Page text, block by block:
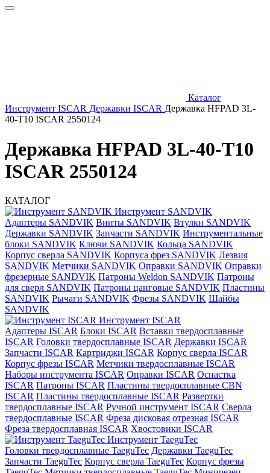
Каталог
Инструмент ISCAR Державки ISCAR Державка HFPAD 3L-
40-T10 ISCAR 2550124
Державка HFPAD 3L-40-T10
ISCAR 2550124
КАТАЛОГ
Инструмент SANDVIK
Адаптеры SANDVIK Винты SANDVIK Втулки SANDVIK
Державки SANDVIK Запчасти SANDVIK Инструментальные
блоки SANDVIK Ключи SANDVIK Кольца SANDVIK
Корпус сверла SANDVIK Корпуса фрез SANDVIK Лезвия
SANDVIK Метчики SANDVIK Оправки SANDVIK Оправки
фрезерные SANDVIK Патроны Weldon SANDVIK Патроны
для сверл SANDVIK Патроны цанговые SANDVIK Пластины
SANDVIK Рычаги SANDVIK Фрезы SANDVIK Шайбы
SANDVIK
Инструмент ISCAR
Адаптеры ISCAR Блоки ISCAR Вставки твердосплавные
ISCAR Головки твердосплавные ISCAR Державки ISCAR
Запчасти ISCAR Картриджи ISCAR Корпус сверла ISCAR
Корпус фрезы ISCAR Метчики твердосплавные ISCAR
Наборы инструмента ISCAR Оправки ISCAR Оснастка
ISCAR Патроны ISCAR Пластины твердосплавные CBN
ISCAR Пластины твердосплавные ISCAR Развертки
твердосплавные ISCAR Ручной инструмент ISCAR Сверла
твердосплавные ISCAR Фреза дисковая отрезная ISCAR
Фреза твердосплавная ISCAR Хвостовики ISCAR
Инструмент TaeguTec
Головки твердосплавные TaeguTec Державки TaeguTec
Запчасти TaeguTec Корпус сверла TaeguTec Корпус фрезы